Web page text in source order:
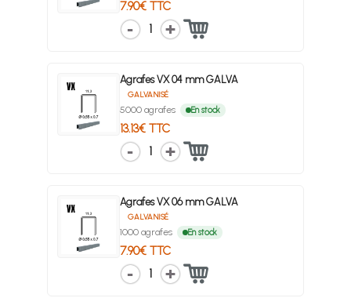
7.90€ TTC
1
Agrafes VX 04 mm GALVA
GALVANISÉ
5000 agrafes En stock
13.13€ TTC
1
Agrafes VX 06 mm GALVA
GALVANISÉ
1000 agrafes En stock
7.90€ TTC
1